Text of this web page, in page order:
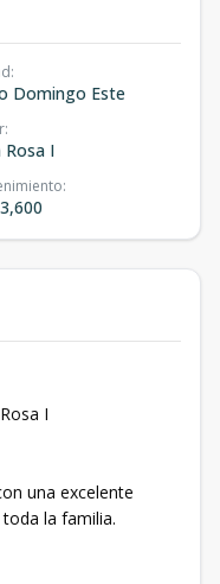
:
Domingo Este
:
Rosa I
:
I
una excelente
la familia.